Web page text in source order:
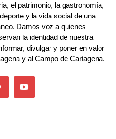
el patrimonio, la gastronomía,
y la vida social de una
Damos voz a quienes
la identidad de nuestra
divulgar y poner en valor
y al Campo de Cartagena.